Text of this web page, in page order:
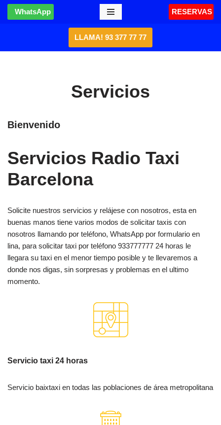
contenido
WhatsApp RESERVAS
LLAMA! 93 377 77 77
Servicios
Bienvenido
Servicios Radio Taxi
Barcelona
Solicite nuestros servicios y relájese con nosotros, esta en
buenas manos tiene varios modos de solicitar taxis con
nosotros llamando por teléfono, WhatsApp por formulario en
lina, para solicitar taxi por teléfono 933777777 24 horas le
llegara su taxi en el menor tiempo posible y te llevaremos a
donde nos digas, sin sorpresas y problemas en el ultimo
momento.
Servicio taxi 24 horas
Servicio baixtaxi en todas las poblaciones de área metropolitana